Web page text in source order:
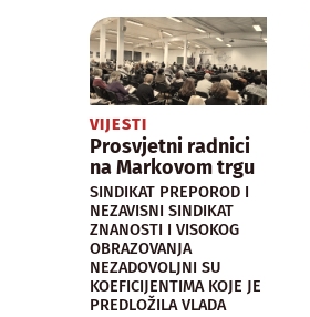
VIJESTI
Prosvjetni radnici
na Markovom trgu
SINDIKAT PREPOROD I
NEZAVISNI SINDIKAT
ZNANOSTI I VISOKOG
OBRAZOVANJA
NEZADOVOLJNI SU
KOEFICIJENTIMA KOJE JE
PREDLOŽILA VLADA